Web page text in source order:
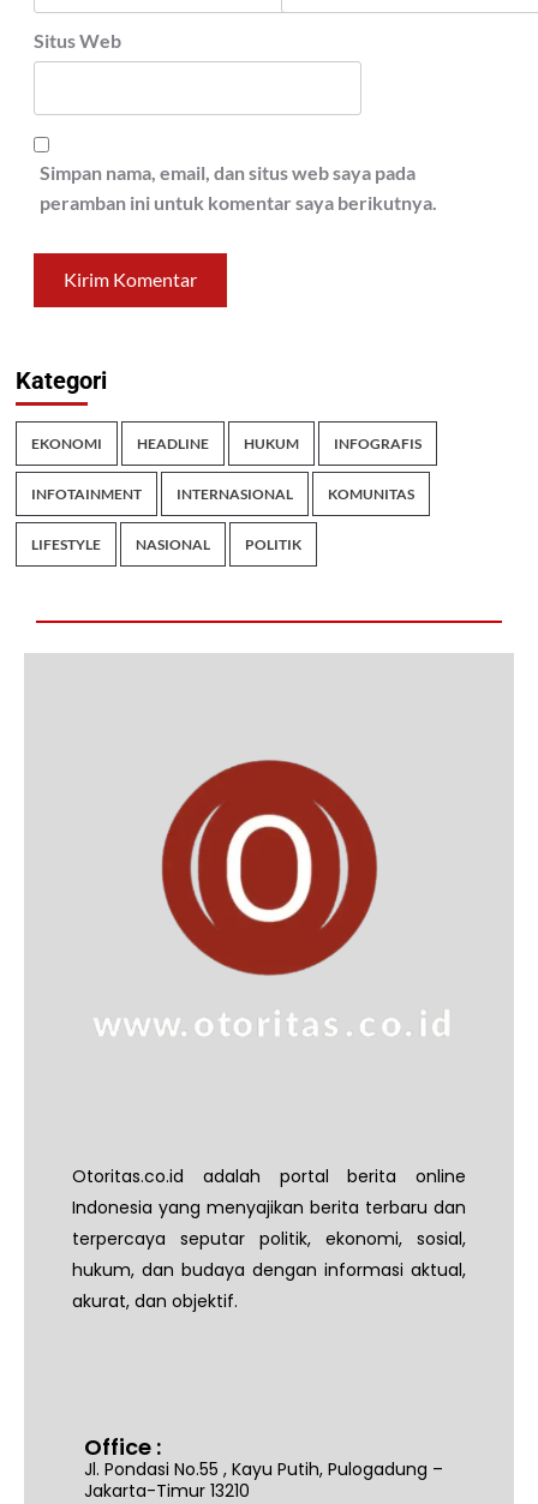
Situs Web
Simpan nama, email, dan situs web saya pada
peramban ini untuk komentar saya berikutnya.
Kategori
EKONOMI HEADLINE HUKUM INFOGRAFIS
INFOTAINMENT INTERNASIONAL KOMUNITAS
LIFESTYLE NASIONAL POLITIK
Otoritas.co.id adalah portal berita online
Indonesia yang menyajikan berita terbaru dan
terpercaya seputar politik, ekonomi, sosial,
hukum, dan budaya dengan informasi aktual,
akurat, dan objektif.
Office :
Jl. Pondasi No.55 , Kayu Putih, Pulogadung –
Jakarta-Timur 13210